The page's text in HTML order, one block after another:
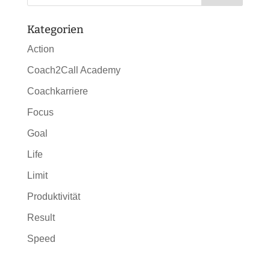
Kategorien
Action
Coach2Call Academy
Coachkarriere
Focus
Goal
Life
Limit
Produktivität
Result
Speed